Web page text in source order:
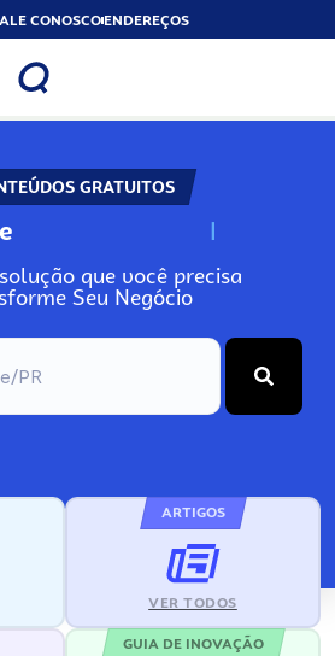
CONOSCOENDEREÇOS
GRATUITOS
N
que você precisa
Seu Negócio
ARTIGOS
VER TODOS
GUIA DE INOVAÇÃO